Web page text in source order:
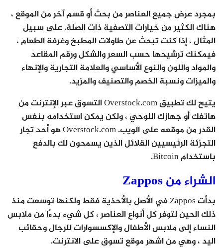
بمجرد عرض جميع العناصر من بحث أو قسم آخر من الموقع ،
هناك الكثير من خيارات التصفية ذات الصلة. على سبيل
المثال ، إذا كنت تبحث عن طاولات المطبخ وغرفة الطعام ،
فيمكنك ترشيحها حسب السعر والشكل ورقم المقاعد
والمواد واللون والنوع الأساسي والعلامة التجارية والإنهاء
والميزات ونسبة الخصم والتصنيف والمزيد.
يتيح لك تطبيق Overstock.com التسوق عبر الإنترنت من
هاتفك أو جهازك اللوحي ، ولكن يمكن استخدامه بنفس
القدر من موقعه على الويب. Overstock.com هو أحد تجار
التجزئة الرئيسيين القلائل الذين يسمحون لك بالدفع
باستخدام Bitcoin.
الشراء من Zappos
بدأت Zappos في الأصل بالأحذية فقط ولكنها توسعت منذ
ذلك الحين لتوفر كل أنواع العناصر ، كل شيء بدءًا من ملابس
النساء إلى ملابس الأطفال والإكسسوارات للرجال وحقائب
اليد ، وهي من اشهر موقع تسوق على الانترنت.